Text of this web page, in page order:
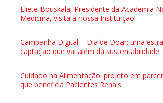
Eliete Bouskala, Presidente da Academia
Medicina, visita a nossa Instituição!
Campanha Digital – Dia de Doar: uma
captação que vai além da sustentabilidade
Cuidado na Alimentação: projeto em
que beneficia Pacientes Renais